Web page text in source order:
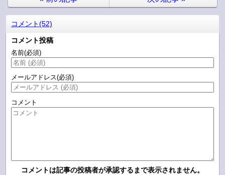
コメント(52)
コメント投稿
名前(必須)
メールアドレス(必須)
コメント
コメントは記事の投稿者が承認するまで表示されません。